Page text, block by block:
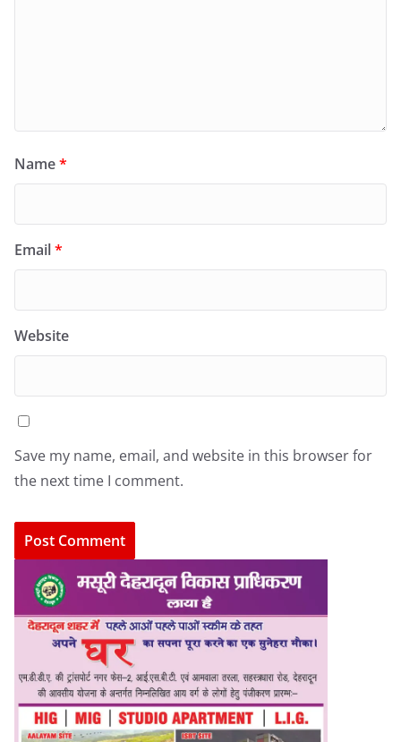
Name*
Email*
Website
Save my name, email, and website in this browser for
the next time I comment.